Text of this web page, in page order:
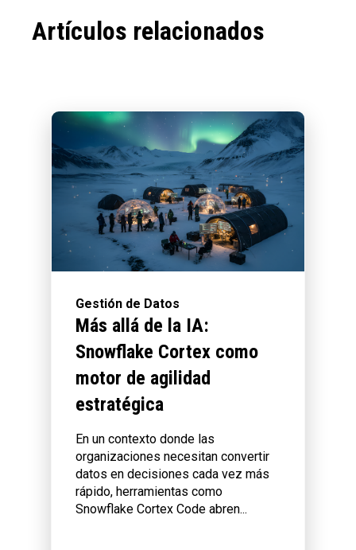
Artículos relacionados
Gestión de Datos
Más allá de la IA:
Snowflake Cortex como
motor de agilidad
estratégica
En un contexto donde las
organizaciones necesitan convertir
datos en decisiones cada vez más
rápido, herramientas como
Snowflake Cortex Code abren...